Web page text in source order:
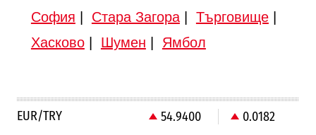
София
Стара Загора| Търговище|
Хасково| Шумен Ямбол
EUR/TRY 54.9400
0.0182